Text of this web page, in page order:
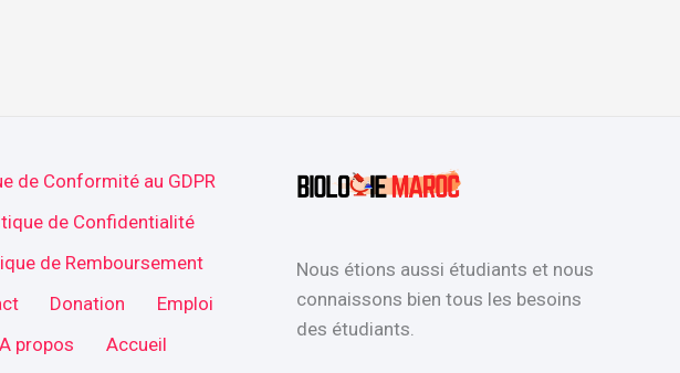
de Conformité au GDPR
de Confidentialité
de Remboursement
Donation
Emploi
A propos
Accueil
Nous étions aussi étudiants et nous
connaissons bien tous les besoins
des étudiants.